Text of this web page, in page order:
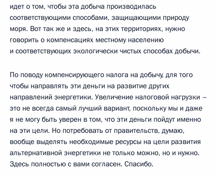
идет о том, чтобы эта добыча производилась
соответствующими способами, защищающими природу
моря. Вот так же и здесь, на этих территориях, нужно
говорить о компенсациях местному населению
и соответствующих экологически чистых способах добычи.
По поводу компенсирующего налога на добычу, для того
чтобы направлять эти деньги на развитие других
направлений энергетики. Увеличение налоговой нагрузки –
это не всегда самый лучший вариант, поскольку мы и даже
я не могу быть уверен в том, что эти деньги пойдут именно
на эти цели. Но потребовать от правительств, думаю,
вообще выделять необходимые ресурсы на цели развития
альтернативной энергетики не только можно, но и нужно.
Здесь полностью с вами согласен. Спасибо.